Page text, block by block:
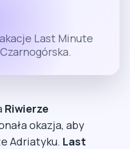
Last Minute
Riwierze
okazja, aby
Adriatyku. Last